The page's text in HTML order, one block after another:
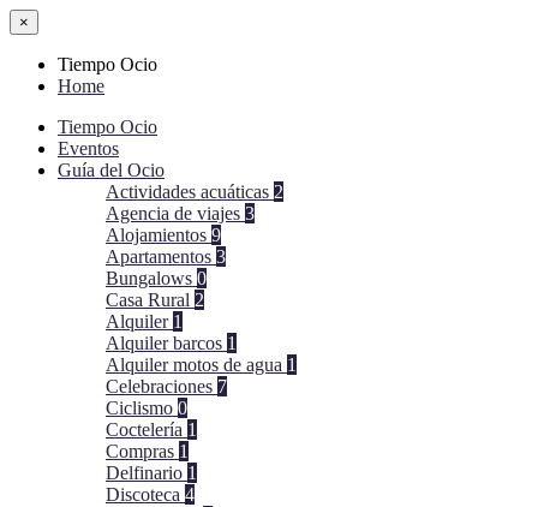
×
Tiempo Ocio
Home
Tiempo Ocio
Eventos
Guía del Ocio
Actividades acuáticas 2
Agencia de viajes 3
Alojamientos 9
Apartamentos 3
Bungalows 0
Casa Rural 2
Alquiler 1
Alquiler barcos 1
Alquiler motos de agua 1
Celebraciones 7
Ciclismo 0
Coctelería 1
Compras 1
Delfinario 1
Discoteca 4